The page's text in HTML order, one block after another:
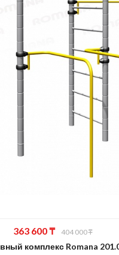
404 000₸
цена
363 600₸
цена:
комплекс Romana